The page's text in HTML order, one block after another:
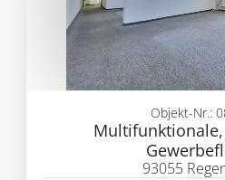
Objekt-Nr.:
93055